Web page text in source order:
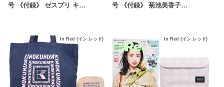
号 《付録》 ゼスプリ キ…
号 《付録》 菊池美香子…
In Red (イン レッド) In Red (イン レッド)